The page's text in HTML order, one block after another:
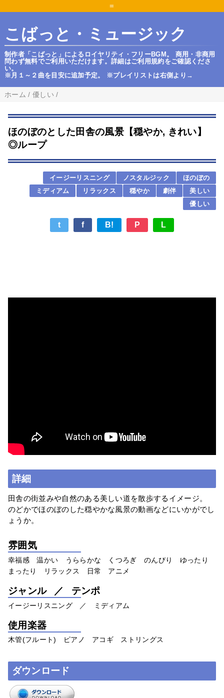
=
こばっと・ミュージック
制作者「こばっと」によるロイヤリティ・フリーBGM。 商用・非商用
問わず無料でご利用いただけます。詳細はご利用規約をご確認くださ
い。
※月１～２曲を目安に追加予定。 ※プレイリストは右側より→
ホーム / 優しい /
ほのぼのとした田舎の風景【穏やか, きれい】
◎ループ
イージーリスニング ノスタルジック
ほのぼの
ミディアム
リラックス 穏やか 劇伴
美しい
優しい
t f B! P L
詳細
田舎の街並みや自然のある美しい道を散歩するイメージ。
のどかでほのぼのした穏やかな風景の動画などにいかがでし
ょうか。
雰囲気
幸福感 温かい うららかな くつろぎ のんびり ゆったり
まったり リラックス 日常 アニメ
ジャンル ／ テンポ
イージーリスニング ／ ミディアム
使用楽器
木管(フルート) ピアノ アコギ ストリングス
ダウンロード